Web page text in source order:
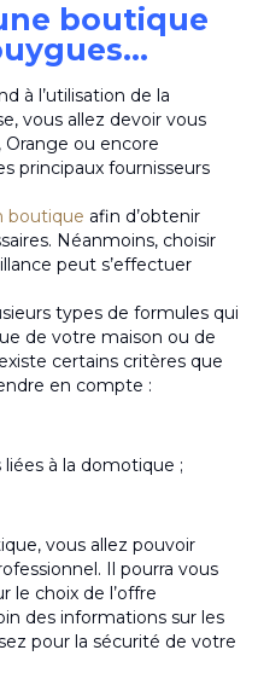
boutique
à l’utilisation de la
vous allez devoir vous
ou encore
principaux fournisseurs
boutique afin d’obtenir
Néanmoins, choisir
peut s’effectuer
types de formules qui
de votre maison ou de
certains critères que
en compte :
à la domotique ;
vous allez pouvoir
Il pourra vous
le choix de l’offre
des informations sur les
pour la sécurité de votre